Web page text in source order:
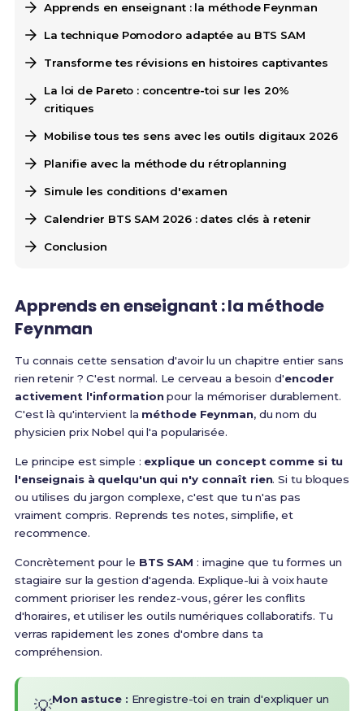
Apprends en enseignant : la méthode Feynman
La technique Pomodoro adaptée au BTS SAM
Transforme tes révisions en histoires captivantes
La loi de Pareto : concentre-toi sur les 20%
critiques
Mobilise tous tes sens avec les outils digitaux 2026
Planifie avec la méthode du rétroplanning
Simule les conditions d'examen
Calendrier BTS SAM 2026 : dates clés à retenir
Conclusion
Apprends en enseignant : la méthode
Feynman
Tu connais cette sensation d'avoir lu un chapitre entier sans
rien retenir ? C'est normal. Le cerveau a besoin d'encoder
activement l'informationpour la mémoriser durablement.
C'est là qu'intervient la méthode Feynman, du nom du
physicien prix Nobel qui l'a popularisée.
Le principe est simple : explique un concept comme si tu
l'enseignais à quelqu'un qui n'y connaît rien. Si tu bloques
ou utilises du jargon complexe, c'est que tu n'as pas
vraiment compris. Reprends tes notes, simplifie, et
recommence.
Concrètement pour le BTS SAM : imagine que tu formes un
stagiaire sur la gestion d'agenda. Explique-lui à voix haute
comment prioriser les rendez-vous, gérer les conflits
d'horaires, et utiliser les outils numériques collaboratifs. Tu
verras rapidement les zones d'ombre dans ta
compréhension.
Mon astuce : Enregistre-toi en train d'expliquer un